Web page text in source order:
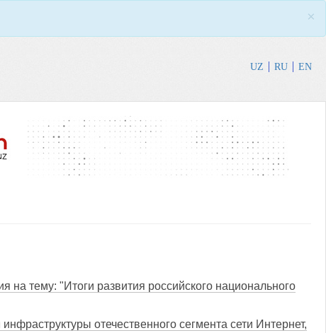
×
UZ RU EN
тему: "Итоги развития российского национального
отечественного сегмента сети Интернет,